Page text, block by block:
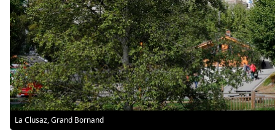
La Clusaz, Grand Bornand